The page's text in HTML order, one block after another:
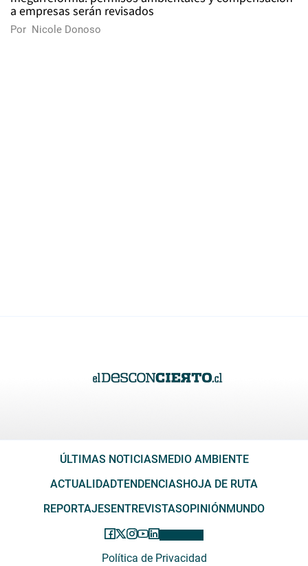
a empresas serán revisados
Por Nicole Donoso
ÚLTIMAS NOTICIAS MEDIO AMBIENTE
ACTUALIDADTENDENCIAS HOJA DE RUTA
REPORTAJES ENTREVISTASOPINIÓN MUNDO
Política de Privacidad